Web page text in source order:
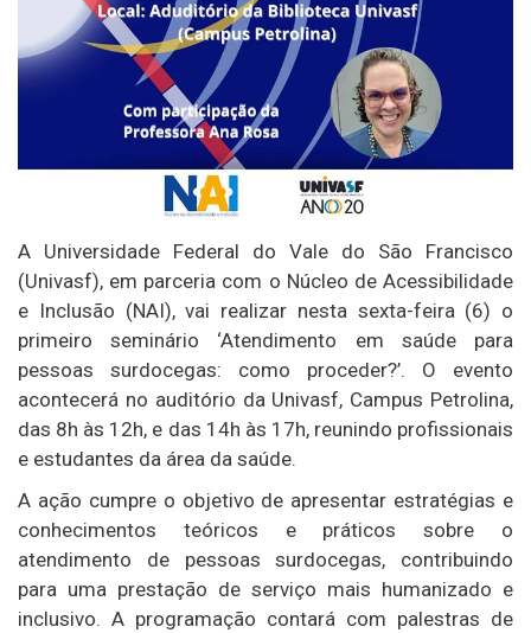
A Universidade Federal do Vale do São Francisco
(Univasf), em parceria com o Núcleo de Acessibilidade
e Inclusão (NAI), vai realizar nesta sexta-feira (6) o
primeiro seminário ‘Atendimento em saúde para
pessoas surdocegas: como proceder?’. O evento
acontecerá no auditório da Univasf, Campus Petrolina,
das 8h às 12h, e das 14h às 17h, reunindo profissionais
e estudantes da área da saúde.
A ação cumpre o objetivo de apresentar estratégias e
conhecimentos teóricos e práticos sobre o
atendimento de pessoas surdocegas, contribuindo
para uma prestação de serviço mais humanizado e
inclusivo. A programação contará com palestras de